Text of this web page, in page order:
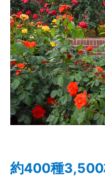
約400種3,500